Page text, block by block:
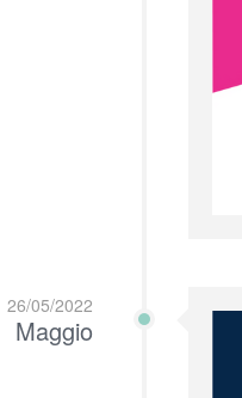
26/05/2022
Maggio